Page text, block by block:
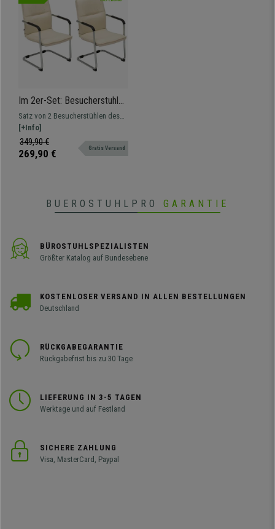
Im 2er-Set: Besucherstuhl
GOLIATH, Metallgestell,
großzügige Polsterung und
elegantes Design, Farbe
Beige
Satz von 2 Besucherstühlen des
Modells GOLIATH. Bequemer Sitz
und Rückenlehne mit toller
Polsterung, bezogen mit
[+Info]
349,90 €
269,90 € Gratis Versand
BUEROSTUHLPRO GARANTIE
BÜROSTUHLSPEZIALISTEN
Größter Katalog auf Bundesebene
KOSTENLOSER VERSAND IN ALLEN BESTELLUNGEN
Deutschland
RÜCKGABEGARANTIE
Rückgabefrist bis zu 30 Tage
LIEFERUNG IN 3-5 TAGEN
Werktage und auf Festland
SICHERE ZAHLUNG
Visa, MasterCard, Paypal